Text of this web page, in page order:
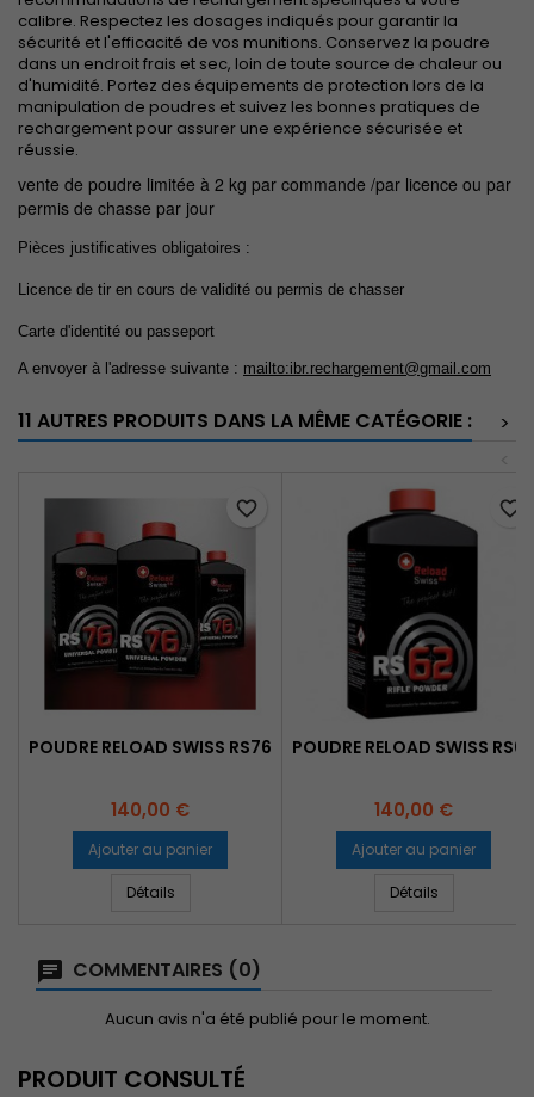
calibre. Respectez les dosages indiqués pour garantir la
sécurité et l'efficacité de vos munitions. Conservez la poudre
dans un endroit frais et sec, loin de toute source de chaleur ou
d'humidité. Portez des équipements de protection lors de la
manipulation de poudres et suivez les bonnes pratiques de
rechargement pour assurer une expérience sécurisée et
réussie.
vente de poudre limitée à 2 kg par commande /par licence ou par
permis de chasse par jour
Pièces justificatives obligatoires :
Licence de tir en cours de validité ou permis de chasser
Carte d'identité ou passeport
A envoyer à l'adresse suivante : mailto:ibr.rechargement@gmail.com
11 AUTRES PRODUITS DANS LA MÊME CATÉGORIE :
>
POUDRE RELOAD SWISS RS76
Prix
140,00 €
Ajouter au panier
Détails
favorite_border
POUDRE RELOAD SWISS RS62
Prix
140,00 €
Ajouter au panier
Détails
favorite_border
COMMENTAIRES (0)
Aucun avis n'a été publié pour le moment.
PRODUIT CONSULTÉ